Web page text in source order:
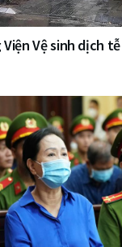
Vệ sinh dịch